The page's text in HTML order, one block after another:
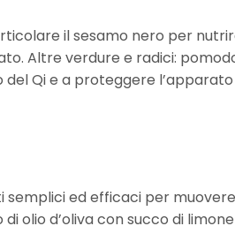
il sesamo nero per
Altre verdure e radici:
Qi e a proteggere
ed efficaci per muovere
olio d’oliva con succo di